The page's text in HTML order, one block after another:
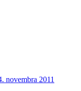
novembra 2011